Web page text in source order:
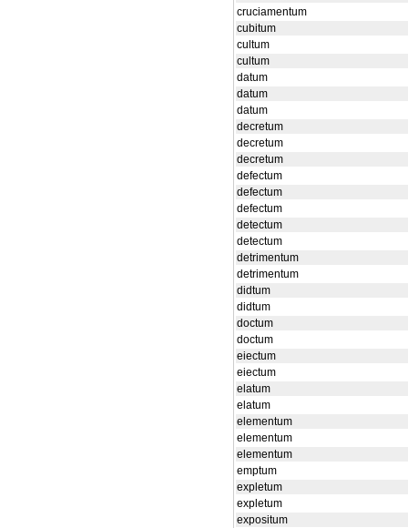
cruciamentum
cubitum
cultum
cultum
datum
datum
datum
decretum
decretum
decretum
defectum
defectum
defectum
detectum
detectum
detrimentum
detrimentum
didtum
didtum
doctum
doctum
eiectum
eiectum
elatum
elatum
elementum
elementum
elementum
emptum
expletum
expletum
expositum